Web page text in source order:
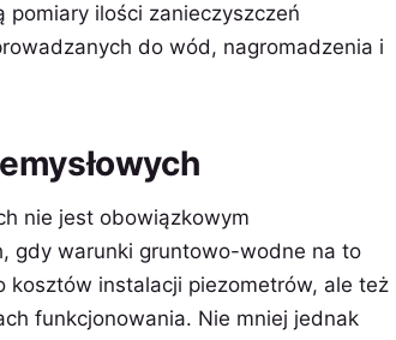
pomiary ilości zanieczyszczeń
do wód, nagromadzenia i
nie jest obowiązkowym
gdy warunki gruntowo-wodne na to
kosztów instalacji piezometrów, ale też
funkcjonowania. Nie mniej jednak